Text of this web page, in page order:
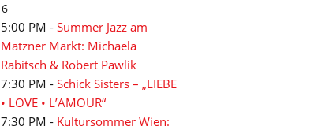
6
5:00 PM - Summer Jazz am
Matzner Markt: Michaela
Rabitsch & Robert Pawlik
7:30 PM - Schick Sisters – „LIEBE
• LOVE • L’AMOUR“
7:30 PM - Kultursommer Wien: